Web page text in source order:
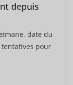
depuis
date du
tentatives pour